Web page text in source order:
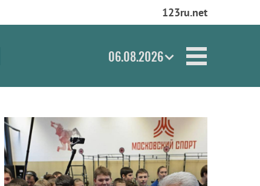
123ru.net
06.08.2026